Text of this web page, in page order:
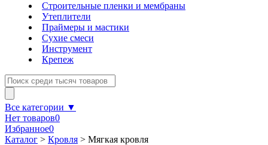
Строительные пленки и мембраны
Утеплители
Праймеры и мастики
Сухие смеси
Инструмент
Крепеж
Все категории ▼
Нет товаров0
Избранное0
Каталог > Кровля > Мягкая кровля